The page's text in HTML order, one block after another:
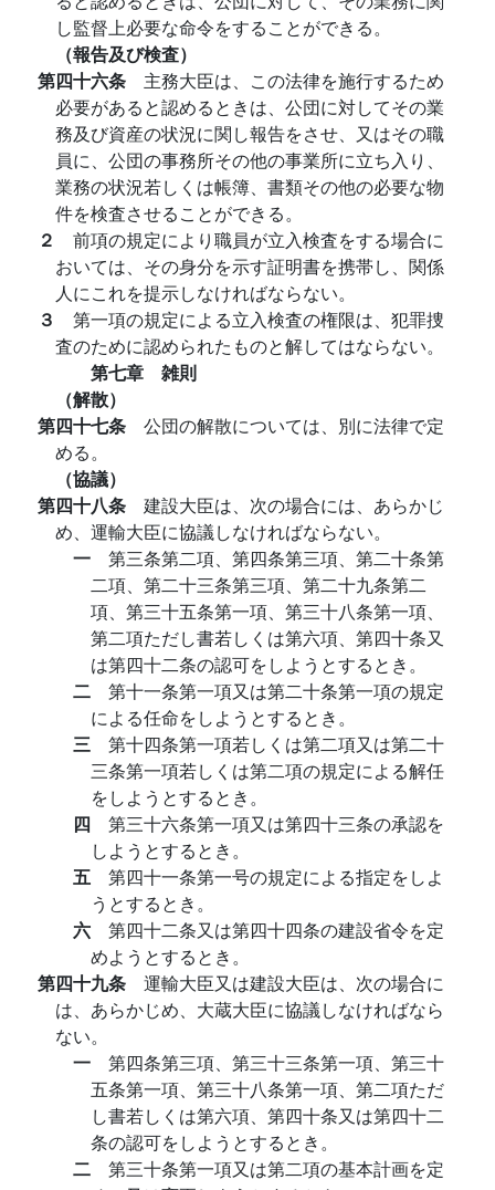
し監督上必要な命令をすることができる。
（報告及び検査）
第四十六条 主務大臣は、この法律を施行するため
必要があると認めるときは、公団に対してその業
務及び資産の状況に関し報告をさせ、又はその職
員に、公団の事務所その他の事業所に立ち入り、
業務の状況若しくは帳簿、書類その他の必要な物
件を検査させることができる。
２ 前項の規定により職員が立入検査をする場合に
おいては、その身分を示す証明書を携帯し、関係
人にこれを提示しなければならない。
３ 第一項の規定による立入検査の権限は、犯罪捜
査のために認められたものと解してはならない。
第七章 雑則
（解散）
第四十七条 公団の解散については、別に法律で定
める。
（協議）
第四十八条 建設大臣は、次の場合には、あらかじ
め、運輸大臣に協議しなければならない。
一 第三条第二項、第四条第三項、第二十条第
二項、第二十三条第三項、第二十九条第二
項、第三十五条第一項、第三十八条第一項、
第二項ただし書若しくは第六項、第四十条又
は第四十二条の認可をしようとするとき。
二 第十一条第一項又は第二十条第一項の規定
による任命をしようとするとき。
三 第十四条第一項若しくは第二項又は第二十
三条第一項若しくは第二項の規定による解任
をしようとするとき。
四 第三十六条第一項又は第四十三条の承認を
しようとするとき。
五 第四十一条第一号の規定による指定をしよ
うとするとき。
六 第四十二条又は第四十四条の建設省令を定
めようとするとき。
第四十九条 運輸大臣又は建設大臣は、次の場合に
は、あらかじめ、大蔵大臣に協議しなければなら
ない。
一 第四条第三項、第三十三条第一項、第三十
五条第一項、第三十八条第一項、第二項ただ
し書若しくは第六項、第四十条又は第四十二
条の認可をしようとするとき。
二 第三十条第一項又は第二項の基本計画を定